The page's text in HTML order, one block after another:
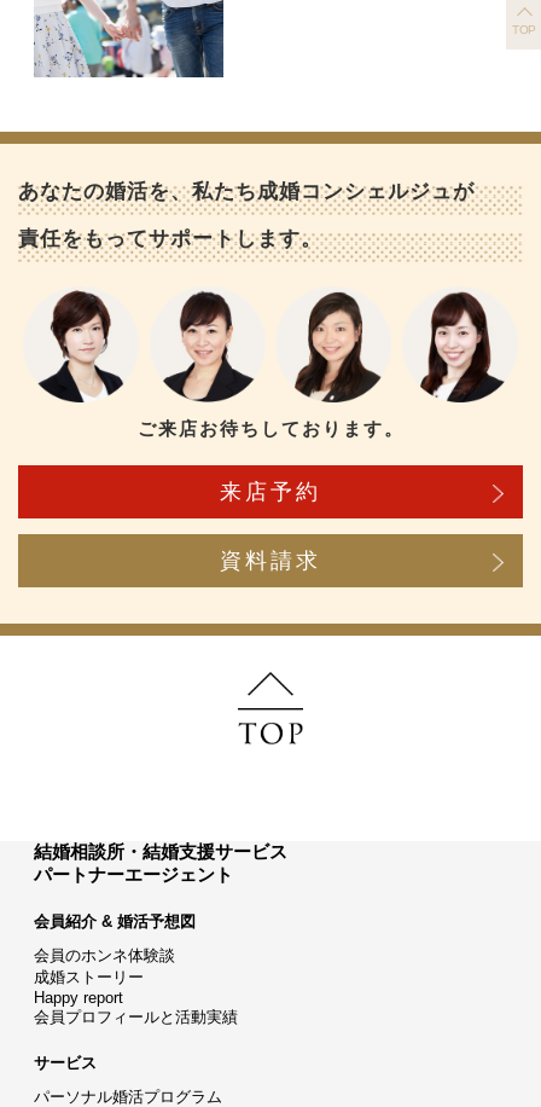
TOP
あなたの婚活を、私たち成婚コンシェルジュが
責任をもってサポートします。
ご来店お待ちしております。
来店予約
資料請求
結婚相談所・結婚支援サービス
パートナーエージェント
会員紹介 & 婚活予想図
会員のホンネ体験談
成婚ストーリー
Happy report
会員プロフィールと活動実績
サービス
パーソナル婚活プログラム